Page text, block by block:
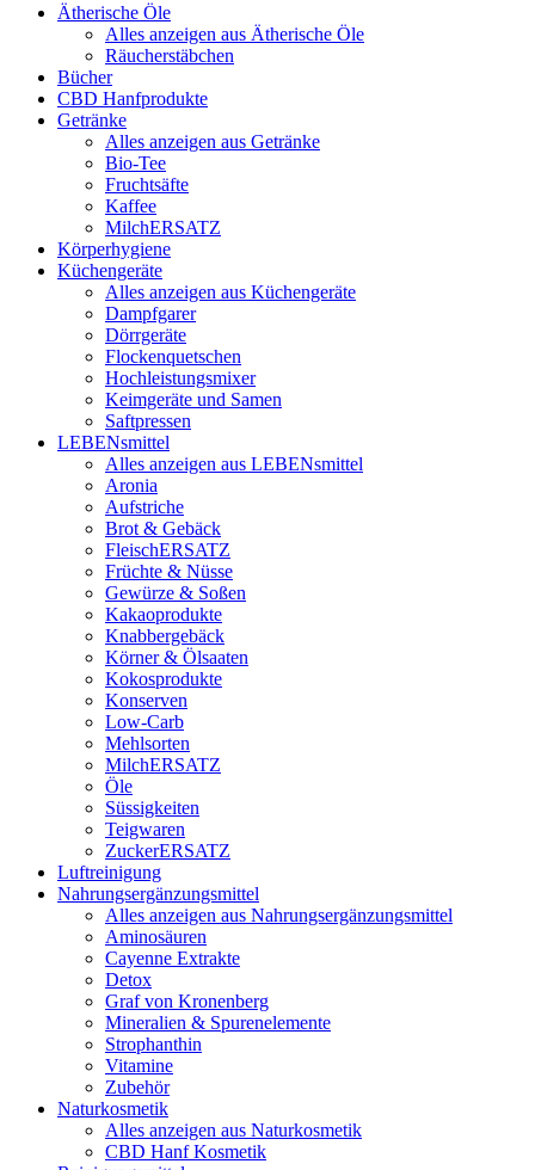
Ätherische Öle
Alles anzeigen aus Ätherische Öle
Räucherstäbchen
Bücher
CBD Hanfprodukte
Getränke
Alles anzeigen aus Getränke
Bio-Tee
Fruchtsäfte
Kaffee
MilchERSATZ
Körperhygiene
Küchengeräte
Alles anzeigen aus Küchengeräte
Dampfgarer
Dörrgeräte
Flockenquetschen
Hochleistungsmixer
Keimgeräte und Samen
Saftpressen
LEBENsmittel
Alles anzeigen aus LEBENsmittel
Aronia
Aufstriche
Brot & Gebäck
FleischERSATZ
Früchte & Nüsse
Gewürze & Soßen
Kakaoprodukte
Knabbergebäck
Körner & Ölsaaten
Kokosprodukte
Konserven
Low-Carb
Mehlsorten
MilchERSATZ
Öle
Süssigkeiten
Teigwaren
ZuckerERSATZ
Luftreinigung
Nahrungsergänzungsmittel
Alles anzeigen aus Nahrungsergänzungsmittel
Aminosäuren
Cayenne Extrakte
Detox
Graf von Kronenberg
Mineralien & Spurenelemente
Strophanthin
Vitamine
Zubehör
Naturkosmetik
Alles anzeigen aus Naturkosmetik
CBD Hanf Kosmetik